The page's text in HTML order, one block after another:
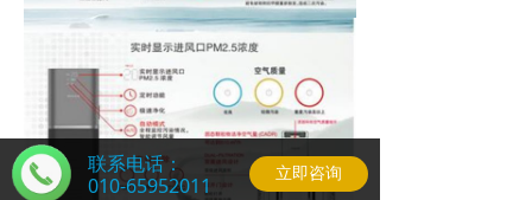
联系电话：
010-65952011
立即咨询